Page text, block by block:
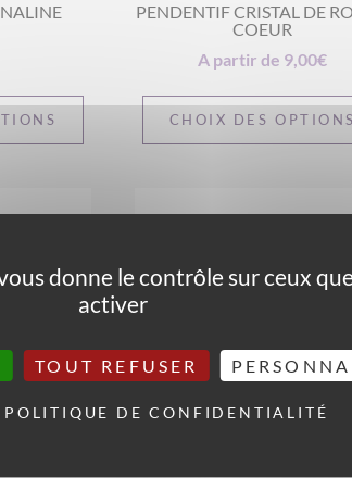
PENDENTIF CRISTAL DE
COEUR
A partir de 9,00€
CHOIX DES OPTIONS
donne le contrôle sur ceux
activer
TOUT REFUSER
POLITIQUE DE CONFIDENTIALITÉ